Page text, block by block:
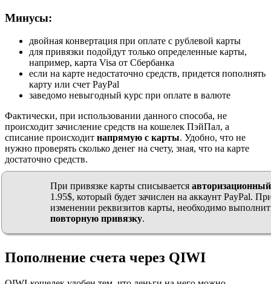
Минусы:
двойная конвертация при оплате с рублевой карты
для привязки подойдут только определенные карты,
например, карта Visa от Сбербанка
если на карте недостаточно средств, придется пополнять
карту или счет PayPal
заведомо невыгодный курс при оплате в валюте
Фактически, при использовании данного способа, не
происходит зачисление средств на кошелек ПэйПал, а
списание происходит напрямую с карты. Удобно, что не
нужно проверять сколько денег на счету, зная, что на карте
достаточно средств.
При привязке карты списывается
1.95$, который будет зачислен на аккаунт PayPal.
изменении реквизитов карты, необходимо
повторную привязку.
Пополнение счета через QIWI